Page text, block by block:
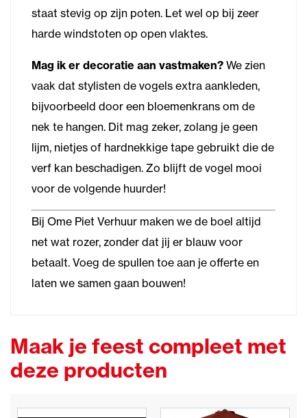
staat stevig op zijn poten. Let wel op bij zeer
harde windstoten op open vlaktes.
Mag ik er decoratie aan vastmaken? We zien
vaak dat stylisten de vogels extra aankleden,
bijvoorbeeld door een bloemenkrans om de
nek te hangen. Dit mag zeker, zolang je geen
lijm, nietjes of hardnekkige tape gebruikt die de
verf kan beschadigen. Zo blijft de vogel mooi
voor de volgende huurder!
Bij Ome Piet Verhuur maken we de boel altijd
net wat rozer, zonder dat jij er blauw voor
betaalt. Voeg de spullen toe aan je offerte en
laten we samen gaan bouwen!
Maak je feest compleet met
deze producten